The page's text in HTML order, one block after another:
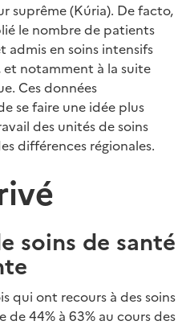
suprême (Kúria). De facto,
le nombre de patients
admis en soins intensifs
notamment à la suite
Ces données
se faire une idée plus
des unités de soins
différences régionales.
soins de santé
qui ont recours à des soins
de 44% à 63% au cours des